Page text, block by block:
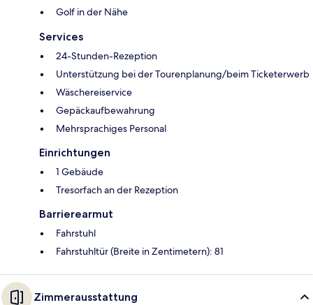
Golf in der Nähe
Services
24-Stunden-Rezeption
Unterstützung bei der Tourenplanung/beim Ticketerwerb
Wäschereiservice
Gepäckaufbewahrung
Mehrsprachiges Personal
Einrichtungen
1 Gebäude
Tresorfach an der Rezeption
Barrierearmut
Fahrstuhl
Fahrstuhltür (Breite in Zentimetern): 81
Zimmerausstattung